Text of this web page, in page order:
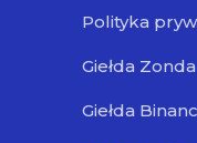
Polityka
Giełda Zonda
Giełda